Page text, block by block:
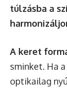
túlzásba a
A keret
sminket. Ha
optikailag